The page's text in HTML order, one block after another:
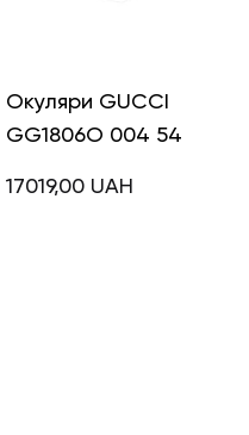
Окуляри GUCCI
GG1806O 004 54
17019,00 UAH